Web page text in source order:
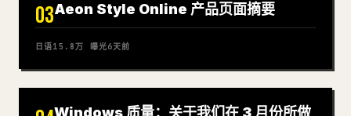
03Aeon Style Online 产品页面摘要
日语15.8万 曝光6天前
Windows 质量：关于我们在 3 月份所做